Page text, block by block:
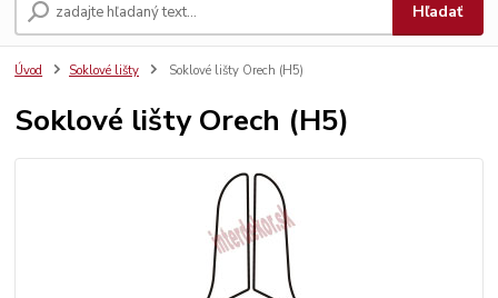
Hľadať
Úvod Soklové lišty Soklové lišty Orech (H5)
Soklové lišty Orech (H5)